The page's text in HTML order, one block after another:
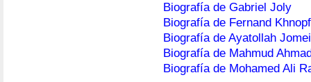
Biografía de Gabriel Joly
Biografía de Fernand
Biografía de Ayatollah
Biografía de Mahmud
Biografía de Mohamed Ali